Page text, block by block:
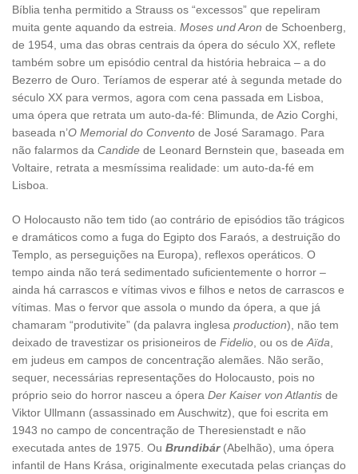
Bíblia tenha permitido a Strauss os “excessos” que repeliram
muita gente aquando da estreia. Moses und Aron de Schoenberg,
de 1954, uma das obras centrais da ópera do século XX, reflete
também sobre um episódio central da história hebraica – a do
Bezerro de Ouro. Teríamos de esperar até à segunda metade do
século XX para vermos, agora com cena passada em Lisboa,
uma ópera que retrata um auto-da-fé: Blimunda, de Azio Corghi,
baseada n’O Memorial do Convento de José Saramago. Para
não falarmos da Candide de Leonard Bernstein que, baseada em
Voltaire, retrata a mesmíssima realidade: um auto-da-fé em
Lisboa.
O Holocausto não tem tido (ao contrário de episódios tão trágicos
e dramáticos como a fuga do Egipto dos Faraós, a destruição do
Templo, as perseguições na Europa), reflexos operáticos. O
tempo ainda não terá sedimentado suficientemente o horror –
ainda há carrascos e vítimas vivos e filhos e netos de carrascos e
vítimas. Mas o fervor que assola o mundo da ópera, a que já
chamaram “produtivite” (da palavra inglesa production), não tem
deixado de travestizar os prisioneiros de Fidelio, ou os deAïda,
em judeus em campos de concentração alemães. Não serão,
sequer, necessárias representações do Holocausto, pois no
próprio seio do horror nasceu a ópera Der Kaiser von Atlantis de
Viktor Ullmann (assassinado em Auschwitz), que foi escrita em
1943 no campo de concentração de Theresienstadt e não
executada antes de 1975. Ou Brundibár(Abelhão), uma ópera
infantil de Hans Krása, originalmente executada pelas crianças do